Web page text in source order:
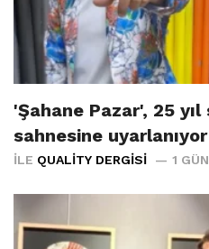
'Şahane Pazar', 25
sahnesine uyarlanıyor
İLE QUALITY DERGISI 1